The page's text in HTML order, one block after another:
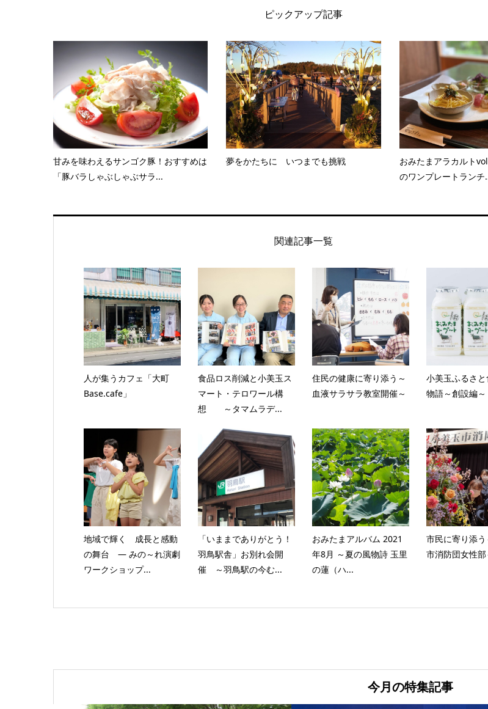
ピックアップ記事
甘みを味わえるサンゴク豚！おすすめは
「豚バラしゃぶしゃぶサラ...
夢をかたちに いつまでも挑戦
おみたまアラカルト
のワンプレートランチ
関連記事一覧
人が集うカフェ「大町
Base.cafe」
食品ロス削減と小美玉ス
マート・テロワール構
想 ～タマムラデ...
住民の健康に寄り添う～
血液サラサラ教室開催～
小美玉ふるさ
物語～創設編～
地域で輝く 成長と感動
の舞台 ― みの～れ演劇
ワークショップ...
「いままでありがとう！
羽鳥駅舎」お別れ会開
催 ～羽鳥駅の今む...
おみたまアルバム 2021
年8月 ～夏の風物詩 玉里
の蓮（ハ...
市民に寄り添う
市消防団女性部
今月の特集記事